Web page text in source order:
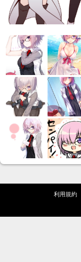
利用規約